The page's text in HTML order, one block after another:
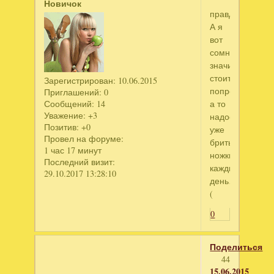
Новичок
Зарегистрирован: 10.06.2015
Приглашений: 0
Сообщений: 14
Уважение: +3
Позитив: +0
Провел на форуме:
1 час 17 минут
Последний визит:
29.10.2017 13:28:10
правда?
А я
вот
сомневалась…
значит
стоит
попробовать,
а то
надоело
уже
брить
ножки
каждый
день…
(
0
Поделиться
44
15.06.2015